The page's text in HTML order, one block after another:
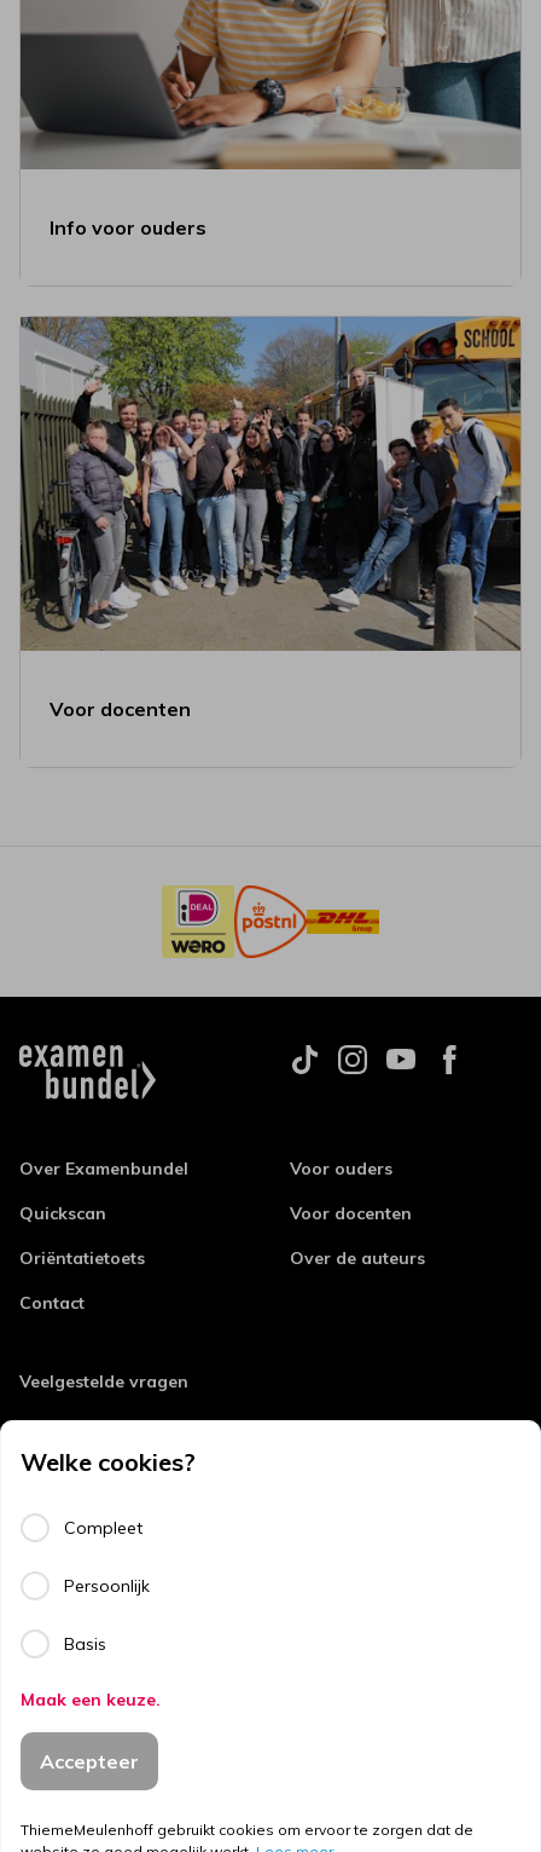
Info voor ouders
Voor docenten
Over Examenbundel
Quickscan
Oriëntatietoets
Contact
Voor ouders
Voor docenten
Over de auteurs
Veelgestelde vragen
Retourneren
Errata
Algemene voorwaarden
Privacy
Copyright
Copyright © 2026
ThiemeMeulenhoff.
Welke cookies?
Compleet
Persoonlijk
Basis
Maak een keuze.
Accepteer
ThiemeMeulenhoff gebruikt cookies om ervoor te zorgen dat de